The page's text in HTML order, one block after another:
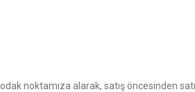
noktamıza alarak, satış öncesinden